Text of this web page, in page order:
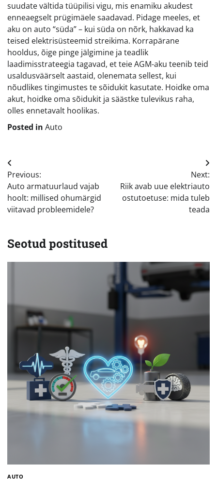
suudate vältida tüüpilisi vigu, mis enamiku akudest
enneaegselt prügimäele saadavad. Pidage meeles, et
aku on auto “süda” – kui süda on nõrk, hakkavad ka
teised elektrisüsteemid streikima. Korrapärane
hooldus, õige pinge jälgimine ja teadlik
laadimisstrateegia tagavad, et teie AGM-aku teenib teid
usaldusväärselt aastaid, olenemata sellest, kui
nõudlikes tingimustes te sõidukit kasutate. Hoidke oma
akut, hoidke oma sõidukit ja säästke tulevikus raha,
olles ennetavalt hoolikas.
Posted in Auto
Navigeerimine
Previous:
Auto armatuurlaud vajab
hoolt: millised ohumärgid
viitavad probleemidele?
Next:
Riik avab uue elektriauto
ostutoetuse: mida tuleb
teada
Seotud postitused
AUTO